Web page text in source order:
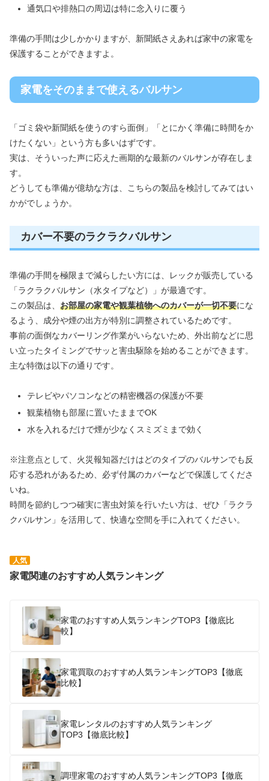
通気口や排熱口の周辺は特に念入りに覆う
準備の手間は少しかかりますが、新聞紙さえあれば家中の家電を
保護することができますよ。
家電をそのままで使えるバルサン
「ゴミ袋や新聞紙を使うのすら面倒」「とにかく準備に時間をか
けたくない」という方も多いはずです。
実は、そういった声に応えた画期的な最新のバルサンが存在しま
す。
どうしても準備が億劫な方は、こちらの製品を検討してみてはい
かがでしょうか。
カバー不要のラクラクバルサン
準備の手間を極限まで減らしたい方には、レックが販売している
「ラクラクバルサン（水タイプなど）」が最適です。
この製品は、 お部屋の家電や観葉植物へのカバーが一切不要にな
るよう、成分や煙の出方が特別に調整されているためです。
事前の面倒なカバーリング作業がいらないため、外出前などに思
い立ったタイミングでサッと害虫駆除を始めることができます。
主な特徴は以下の通りです。
テレビやパソコンなどの精密機器の保護が不要
観葉植物も部屋に置いたままでOK
水を入れるだけで煙が少なくスミズミまで効く
※注意点として、火災報知器だけはどのタイプのバルサンでも反
応する恐れがあるため、必ず付属のカバーなどで保護してくださ
いね。
時間を節約しつつ確実に害虫対策を行いたい方は、ぜひ「ラクラ
クバルサン」を活用して、快適な空間を手に入れてください。
人気
家電関連のおすすめ人気ランキング
家電のおすすめ人気ランキングTOP3【徹底比
較】
家電買取のおすすめ人気ランキングTOP3【徹底
比較】
家電レンタルのおすすめ人気ランキング
TOP3【徹底比較】
調理家電のおすすめ人気ランキングTOP3【徹底